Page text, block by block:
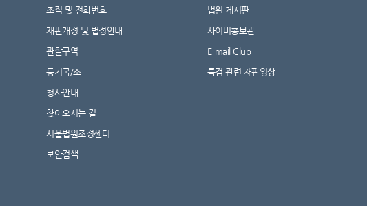
조직 및 전화번호
재판개정 및 법정안내
관할구역
등기국/소
청사안내
찾아오시는 길
서울법원조정센터
보안검색
법원 게시판
사이버홍보관
E-mail Club
특검 관련 재판영상